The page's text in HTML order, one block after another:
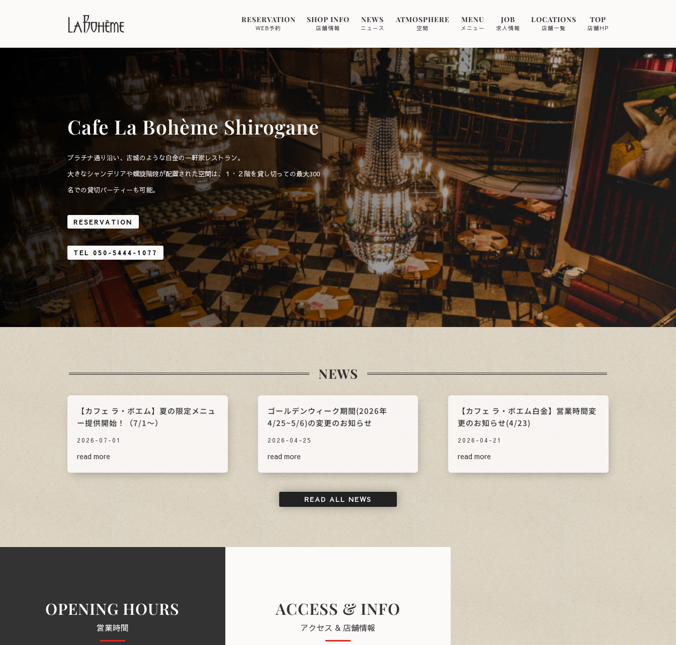
RESERVATION
WEB予約
SHOP INFO
店舗情報
NEWS
ニュース
ATMOSPHERE
空間
MENU
メニュー
JOB
求人情報
LOCATIONS
店舗一覧
TOP
店舗HP
Cafe La Bohème Shirogane
プラチナ通り沿い、古城のような白金の一軒家レストラン。
大きなシャンデリアや螺旋階段が配置された空間は、１・２階を貸し切っての最大300
名での貸切パーティーも可能。
RESERVATION
TEL 050-5444-1077
NEWS
【カフェ ラ・ボエム】夏の限定メニュ
ー提供開始！（7/1～）
2026-07-01
read more
ゴールデンウィーク期間(2026年
4/25~5/6)の変更のお知らせ
2026-04-25
read more
【カフェ ラ・ボエム白金】営業時間変
更のお知らせ(4/23)
2026-04-21
read more
READ ALL NEWS
OPENING HOURS
営業時間
ACCESS & INFO
アクセス & 店舗情報